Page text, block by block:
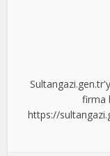
firma
https://